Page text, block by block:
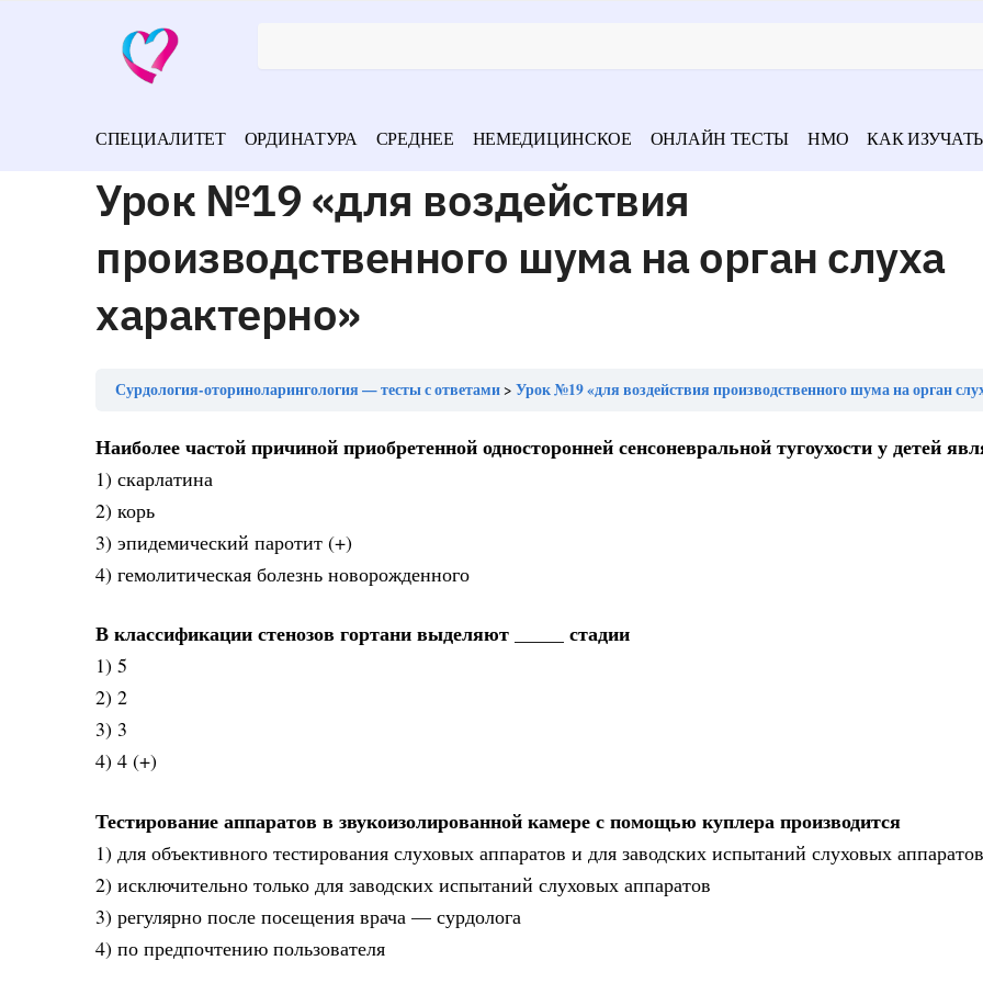
СПЕЦИАЛИТЕТ ОРДИНАТУРА СРЕДНЕЕ НЕМЕДИЦИНСКОЕ ОНЛАЙН ТЕСТЫ НМО КАК ИЗУЧАТЬ
Урок №19 «для воздействия
производственного шума на орган слуха
характерно»
Сурдология-оториноларингология — тесты с ответами Урок №19 «для воздействия производственного шума на орган слуха
Наиболее частой причиной приобретенной односторонней сенсоневральной тугоухости у детей
1) скарлатина
2) корь
3) эпидемический паротит (+)
4) гемолитическая болезнь новорожденного
В классификации стенозов гортани выделяют _____ стадии
1) 5
2) 2
3) 3
4) 4 (+)
Тестирование аппаратов в звукоизолированной камере с помощью куплера производится
1) для объективного тестирования слуховых аппаратов и для заводских испытаний слуховых
2) исключительно только для заводских испытаний слуховых аппаратов
3) регулярно после посещения врача — сурдолога
4) по предпочтению пользователя